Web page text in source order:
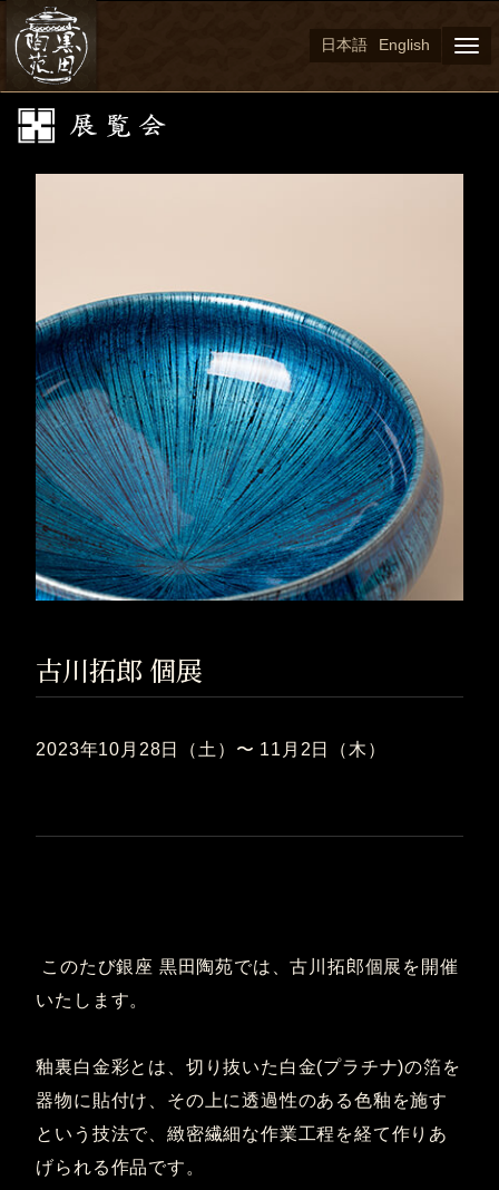
日本語 English
古川拓郎 個展
2023年10月28日（土）〜 11月2日（木）
このたび銀座 黒田陶苑では、古川拓郎個展を開催
いたします。
釉裏白金彩とは、切り抜いた白金(プラチナ)の箔を
器物に貼付け、その上に透過性のある色釉を施す
という技法で、緻密繊細な作業工程を経て作りあ
げられる作品です。